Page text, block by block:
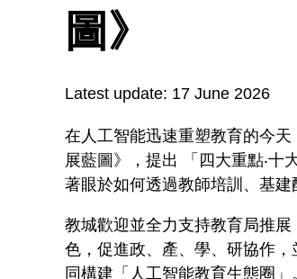
圖》
Latest update: 17 June 2026
在人工智能迅速重塑教育的今
展藍圖》，提出 「四大重點‧十
著眼於如何透過教師培訓、基建
教城歡迎並全力支持教育局推
色，促進政、產、學、研協作
同構建「人工智能教育生態圈」